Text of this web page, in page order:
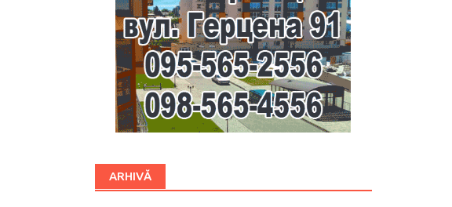
ARHIVĂ